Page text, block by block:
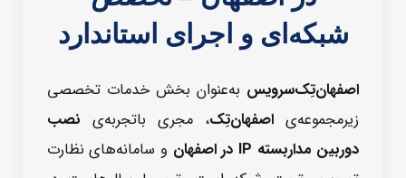
شبکه‌ای و اجرای استاندارد
اصفهان‌تِک‌سرویس به‌عنوان بخش خدمات تخصصی
زیرمجموعه‌ی اصفهان‌تِک، مجری باتجربه‌ی نصب
دوربین مداربسته IP در اصفهان
و سامانه‌های نظارت